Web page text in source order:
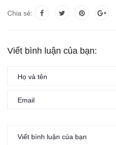
Chia sẻ:
Viết bình luận của bạn: